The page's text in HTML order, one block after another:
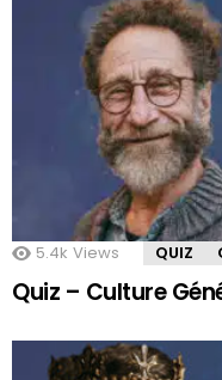
5.4k Views QUIZ
Quiz – Culture